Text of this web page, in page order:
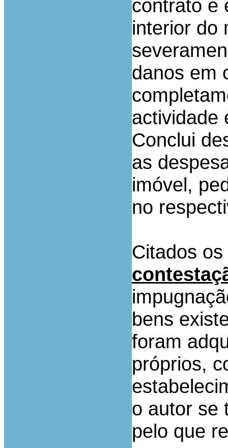
contrato e
interior do
danos em
actividade
Conclui
as
imóvel,
no
Citados
bens
foram
próprios,
o autor se
pelo que